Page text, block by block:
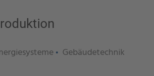
Gebäudetechnik